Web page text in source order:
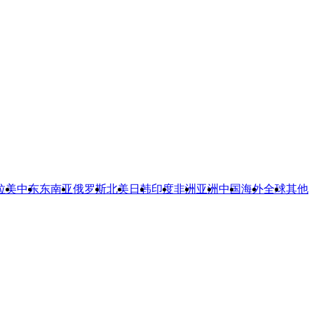
美中东东南亚俄罗斯北美 日韩印度非洲 亚洲中国海外全球其他